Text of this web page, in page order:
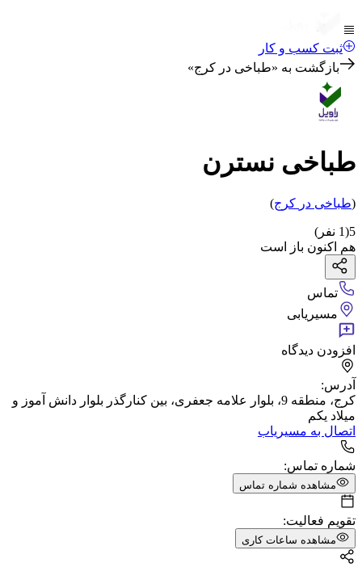
ثبت کسب و کار
بازگشت به «طباخی در کرج»
طباخی نسترن
(طباخی در کرج)
5
(
1 نفر)
هم اکنون باز است
تماس
مسیریابی
افزودن دیدگاه
آدرس:
کرج، منطقه 9، بلوار علامه جعفری، بین کنارگذر بلوار دانش آموز و
میلاد یکم
اتصال به مسیریاب
شماره تماس:
مشاهده شماره تماس
تقویم فعالیت:
مشاهده ساعات کاری